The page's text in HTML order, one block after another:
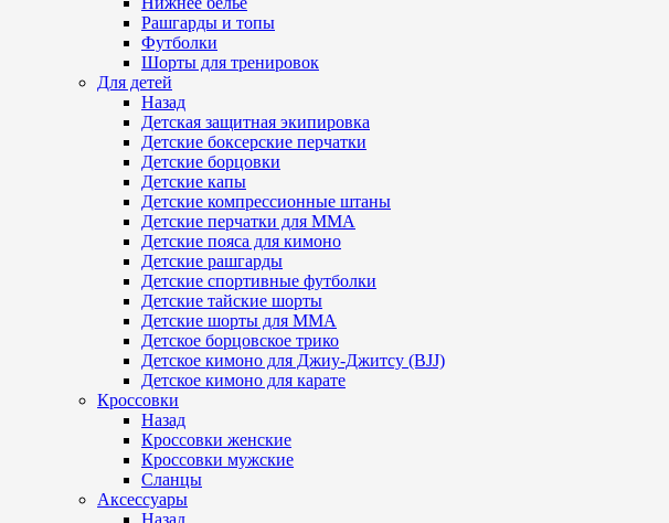
Рашгарды и топы
Футболки
Шорты для тренировок
Для детей
Назад
Детская защитная экипировка
Детские боксерские перчатки
Детские борцовки
Детские капы
Детские компрессионные штаны
Детские перчатки для ММА
Детские пояса для кимоно
Детские рашгарды
Детские спортивные футболки
Детские тайские шорты
Детские шорты для ММА
Детское борцовское трико
Детское кимоно для Джиу-Джитсу (BJJ)
Детское кимоно для карате
Кроссовки
Назад
Кроссовки женские
Кроссовки мужские
Сланцы
Аксессуары
Назад